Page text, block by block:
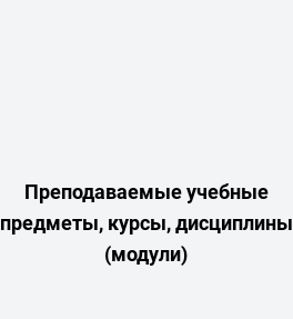
Преподаваемые учебные
предметы, курсы, дисциплины
(модули)